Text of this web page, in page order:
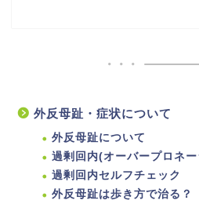
外反母趾・症状について
外反母趾について
過剰回内(オーバープロネ
過剰回内セルフチェック
外反母趾は歩き方で治る？